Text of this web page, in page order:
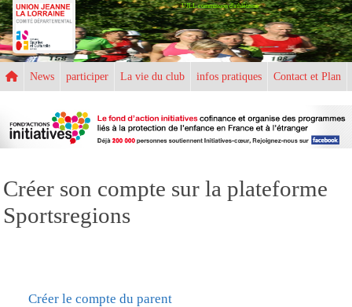
UJLL commission d'athlétisme
News participer La vie du club infos pratiques Contact et Plan
Créer son compte sur la plateforme
Sportsregions
Créer le compte du parent
Panneau de gestion des cookies